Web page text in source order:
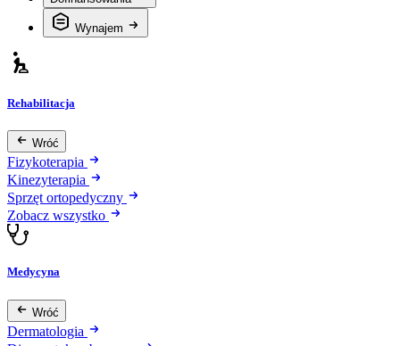
Wynajem
Rehabilitacja
Wróć
Fizykoterapia
Kinezyterapia
Sprzęt ortopedyczny
Zobacz wszystko
Medycyna
Wróć
Dermatologia